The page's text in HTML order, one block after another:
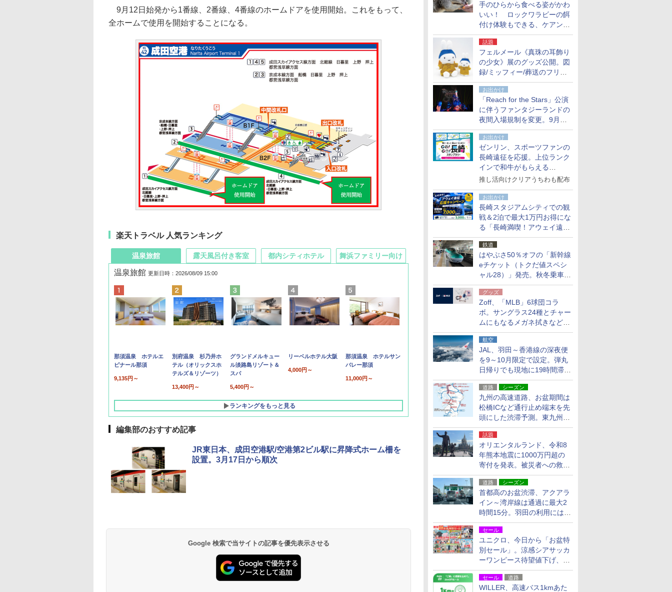
手のひらから食べる姿がかわ
いい！ ロックワラビーの餌
付け体験もできる、ケアンズ
でアサートン高原の日本語ガ
イド付きツアーに参加してみ
た
話題
フェルメール《真珠の耳飾り
の少女》展のグッズ公開。図
録/ミッフィー/葬送のフリー
レンほか、注目ブランドコラ
ボが実現
お出かけ
「Reach for the Stars」公演
に伴うファンタジーランドの
夜間入場規制を変更。9月か
ら18時50分～20時ごろに
お出かけ
ゼンリン、スポーツファンの
長崎遠征を応援。上位ランク
インで和牛がもらえる
「GO！GO！長崎スタンプラ
推し活向けクリアうちわも配布
お出かけ
長崎スタジアムシティでの観
戦＆2泊で最大1万円お得にな
る「長崎満喫！アウェイ遠征
応援キャンペーン」
鉄道
はやぶさ50％オフの「新幹線
eチケット（トクだ値スペシ
ャル28）」発売。秋冬乗車
分、えきねっと限定
グッズ
Zoff、「MLB」6球団コラ
ボ。サングラス24種とチャー
ムにもなるメガネ拭きなど雑
貨24種
航空
JAL、羽田～香港線の深夜便
を9～10月限定で設定。弾丸
日帰りでも現地に19時間滞在
できる
道路 シーズン
九州の高速道路、お盆期間は
松橋ICなど通行止め端末を先
頭にした渋滞予測。東九州道
への迂回は料金調整を実施
話題
オリエンタルランド、令和8
年熊本地震に1000万円超の
寄付を発表。被災者への救援
活動・復旧支援
道路 シーズン
首都高のお盆渋滞、アクアラ
イン～湾岸線は通過に最大2
時間15分。羽田の利用には
「空港西出口」の利用検討を
セール
ユニクロ、今日から「お盆特
別セール」。涼感シアサッカ
ーワンピース待望値下げ、撥
水ギアショーツは1990円に
セール 道路
WILLER、高速バス1kmあた
9月12日始発から1番線、2番線、4番線のホームドアを使用開始。これをもって、
全ホームで使用を開始することになる。
楽天トラベル 人気ランキング
温泉旅館
温泉旅館 更新日時：2026/08/09 15:00
那須温泉 ホテルエ
ピナール那須
9,135円～
別府温泉 杉乃井ホ
テル（オリックスホ
テルズ＆リゾーツ）
13,400円～
グランドメルキュー
ル淡路島リゾート＆
スパ
5,400円～
リーベルホテル大阪
4,000円～
那須温泉 ホテルサン
バレー那須
11,000円～
ランキングをもっと見る
露天風呂付き客室
10,450円～
19,541円～
都内シティホテル 舞浜ファミリー向け
7,950円～
5,758円～
編集部のおすすめ記事
JR東日本、成田空港駅/空港第2ビル駅に昇降式ホーム柵を
設置。3月17日から順次
Google 検索で当サイトの記事を優先表示させる